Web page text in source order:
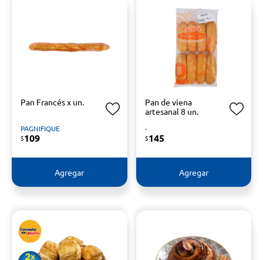
Pan Francés x un.
PAGNIFIQUE
$109
Agregar
Pan de viena
artesanal 8 un.
-
$145
Agregar